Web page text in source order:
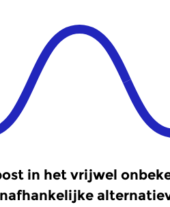
in het vrijwel